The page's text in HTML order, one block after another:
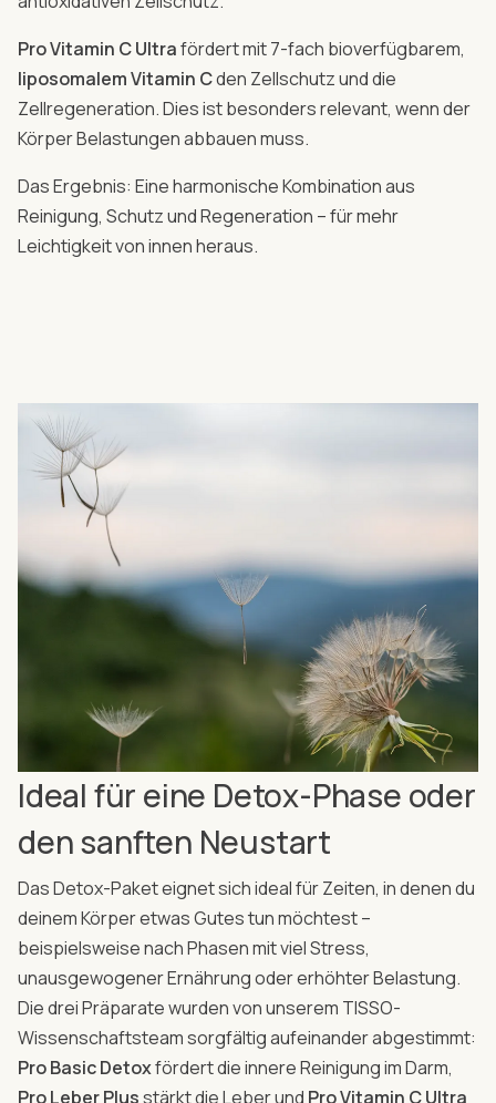
Pro Vitamin C Ultrafördert mit 7-fach bioverfügbarem,
liposomalem Vitamin Cden Zellschutz und die
Zellregeneration. Dies ist besonders relevant, wenn der
Körper Belastungen abbauen muss.
Das Ergebnis: Eine harmonische Kombination aus
Reinigung, Schutz und Regeneration – für mehr
Leichtigkeit von innen heraus.
Ideal für eine Detox-Phase oder
den sanften Neustart
Das Detox-Paket eignet sich ideal für Zeiten, in denen du
deinem Körper etwas Gutes tun möchtest –
beispielsweise nach Phasen mit viel Stress,
unausgewogener Ernährung oder erhöhter Belastung.
Die drei Präparate wurden von unserem TISSO-
Wissenschaftsteam sorgfältig aufeinander abgestimmt:
Pro Basic Detoxfördert die innere Reinigung im Darm,
Pro Leber Plusstärkt die Leber und Pro Vitamin C Ultra